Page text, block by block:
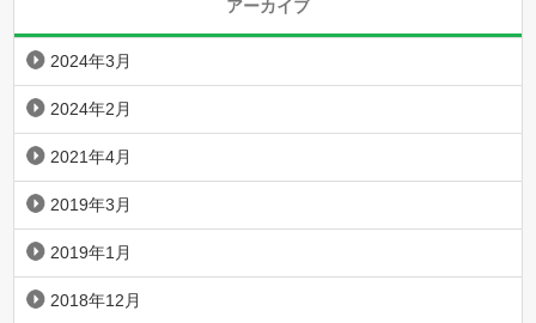
アーカイブ
2024年3月
2024年2月
2021年4月
2019年3月
2019年1月
2018年12月